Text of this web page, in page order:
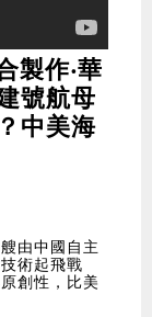
製作‧華
號航母
中美海
由中國自主
術起飛戰
創性，比美